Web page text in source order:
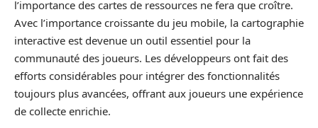
l’importance des cartes de ressources ne fera que croître.
Avec l’importance croissante du jeu mobile, la cartographie
interactive est devenue un outil essentiel pour la
communauté des joueurs. Les développeurs ont fait des
efforts considérables pour intégrer des fonctionnalités
toujours plus avancées, offrant aux joueurs une expérience
de collecte enrichie.